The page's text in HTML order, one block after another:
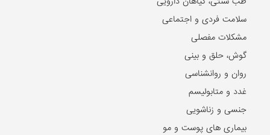
تغذیه و برنامه غذایی
زیبایی پوست و مو
طب سنتی، گیاهان دارویی
سلامت فردی و اجتماعی
مشکلات مفصلی
گوش، حلق و بینی
روان و روانشناسی